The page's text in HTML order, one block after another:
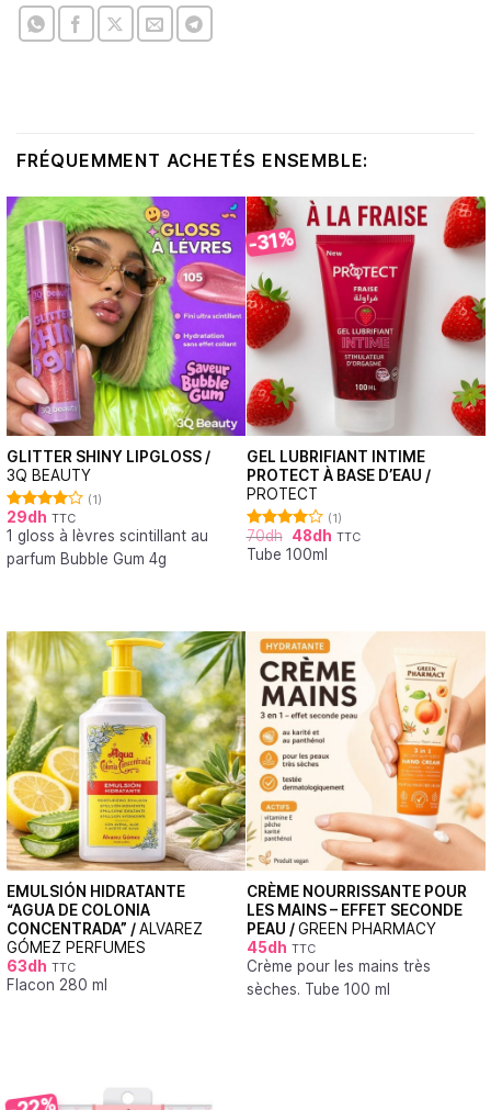
FRÉQUEMMENT ACHETÉS ENSEMBLE:
GLITTER SHINY LIPGLOSS /
3Q BEAUTY
Note
4.00sur
(1)
29dh TTC
1 gloss à lèvres scintillant au
parfum Bubble Gum 4g
-31%
GEL LUBRIFIANT INTIME
PROTECT À BASE D’EAU /
PROTECT
Note
4.00sur
(1)
70dh 48dh TTC
Tube 100ml
EMULSIÓN HIDRATANTE
“AGUA DE COLONIA
CONCENTRADA” /ALVAREZ
GÓMEZ PERFUMES
63dh TTC
Flacon 280 ml
CRÈME NOURRISSANTE POUR
LES MAINS – EFFET SECONDE
PEAU /GREEN PHARMACY
45dh TTC
Crème pour les mains très
sèches. Tube 100 ml